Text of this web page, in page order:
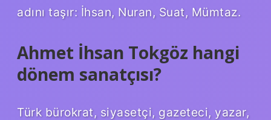
adını taşır: İhsan, Nuran, Suat, Mümtaz.
Ahmet İhsan Tokgöz hangi
dönem sanatçısı?
Türk bürokrat, siyasetçi, gazeteci, yazar,